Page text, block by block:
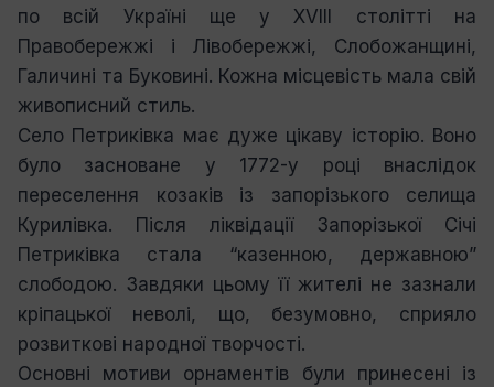
по всій Україні ще у XVIII столітті на
Правобережжі і Лівобережжі, Слобожанщині,
Галичині та Буковині. Кожна місцевість мала свій
живописний стиль.
Село Петриківка має дуже цікаву історію. Воно
було засноване у 1772-у році внаслідок
переселення козаків із запорізького селища
Курилівка. Після ліквідації Запорізької Січі
Петриківка стала “казенною, державною”
слободою. Завдяки цьому її жителі не зазнали
кріпацької неволі, що, безумовно, сприяло
розвиткові народної творчості.
Основні мотиви орнаментів були принесені із